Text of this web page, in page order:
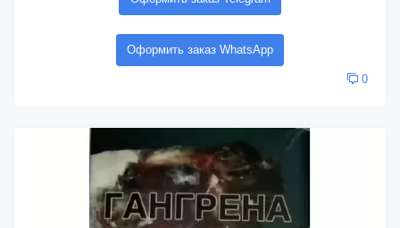
Оформить заказ WhatsApp
0